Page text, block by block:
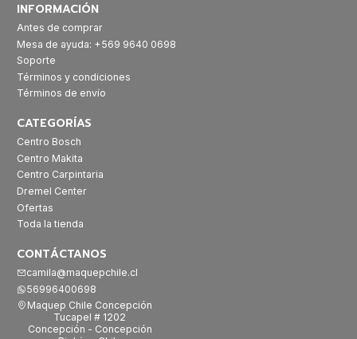
INFORMACIÓN
Antes de comprar
Mesa de ayuda: +569 9640 0698
Soporte
Términos y condiciones
Términos de envío
CATEGORÍAS
Centro Bosch
Centro Makita
Centro Carpintaria
Dremel Center
Ofertas
Toda la tienda
CONTÁCTANOS
camila@maquepchile.cl
56996400698
Maquep Chile Concepción
Tucapel # 1202
Concepción - Concepción